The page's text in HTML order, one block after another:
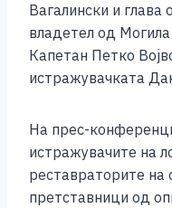
Вагалински и глава
владетел од Могила
Капетан Петко
истражувачката
На прес-
истражувачите на
реставраторите на
претставници од